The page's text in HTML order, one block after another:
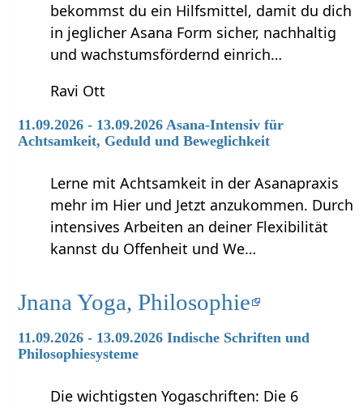
bekommst du ein Hilfsmittel, damit du dich
in jeglicher Asana Form sicher, nachhaltig
und wachstumsfördernd einrich…
Ravi Ott
11.09.2026 - 13.09.2026 Asana-Intensiv für
Achtsamkeit, Geduld und Beweglichkeit
Lerne mit Achtsamkeit in der Asanapraxis
mehr im Hier und Jetzt anzukommen. Durch
intensives Arbeiten an deiner Flexibilität
kannst du Offenheit und We…
Jnana Yoga, Philosophie
11.09.2026 - 13.09.2026 Indische Schriften und
Philosophiesysteme
Die wichtigsten Yogaschriften: Die 6